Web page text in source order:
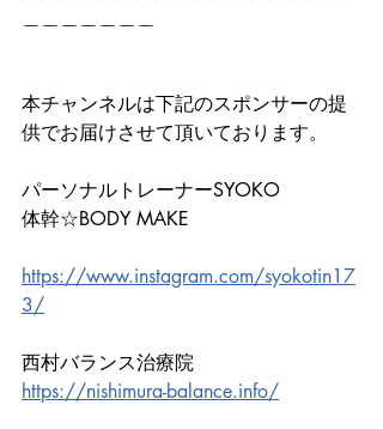
本チャンネルは下記のスポンサーの提
供でお届けさせて頂いております。
パーソナルトレーナーSYOKO
体幹☆BODY MAKE
https://www.instagram.com/syokotin17
3/
西村バランス治療院
https://nishimura-balance.info/